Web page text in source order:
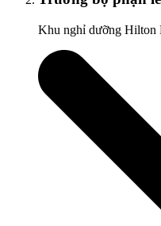
Khu nghỉ dưỡng Hilton